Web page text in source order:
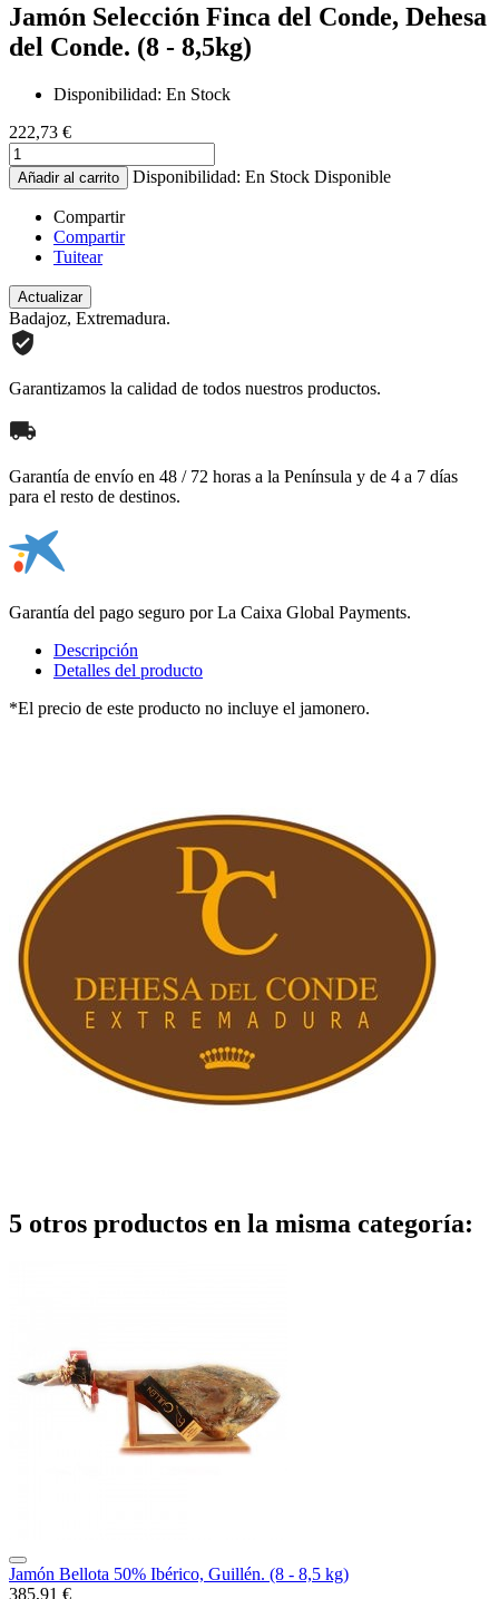
Jamón Selección Finca del Conde, Dehesa
del Conde. (8 - 8,5kg)
Disponibilidad: En Stock
222,73 €
Añadir al carrito Disponibilidad: En Stock Disponible
Compartir
Compartir
Tuitear
Badajoz, Extremadura.
Garantizamos la calidad de todos nuestros productos.
Garantía de envío en 48 / 72 horas a la Península y de 4 a 7 días
para el resto de destinos.
Garantía del pago seguro por La Caixa Global Payments.
Descripción
Detalles del producto
*El precio de este producto no incluye el jamonero.
5 otros productos en la misma categoría:
Jamón Bellota 50% Ibérico, Guillén. (8 - 8,5 kg)
385,91 €